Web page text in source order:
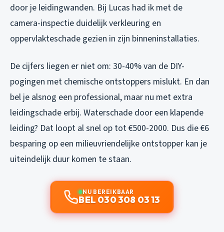
door je leidingwanden. Bij Lucas had ik met de
camera-inspectie duidelijk verkleuring en
oppervlakteschade gezien in zijn binneninstallaties.
De cijfers liegen er niet om: 30-40% van de DIY-
pogingen met chemische ontstoppers mislukt. En dan
bel je alsnog een professional, maar nu met extra
leidingschade erbij. Waterschade door een klapende
leiding? Dat loopt al snel op tot €500-2000. Dus die €6
besparing op een milieuvriendelijke ontstopper kan je
uiteindelijk duur komen te staan.
NU BEREIKBAAR
BEL 030 308 03 13